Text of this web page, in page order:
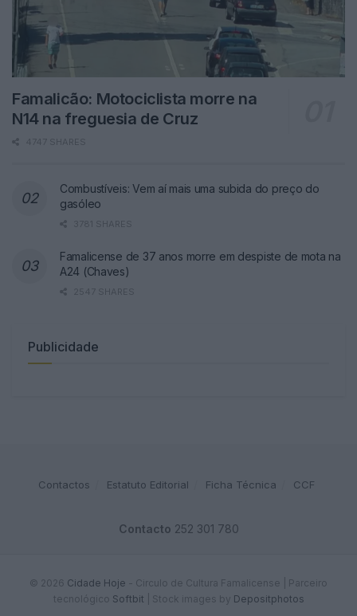
Famalicão: Motociclista morre na
N14 na freguesia de Cruz
4747 SHARES
Combustíveis: Vem aí mais uma subida do preço do
gasóleo
3781 SHARES
Famalicense de 37 anos morre em despiste de mota na
A24 (Chaves)
2547 SHARES
Publicidade
Contactos Estatuto Editorial Ficha Técnica CCF
Contacto 252 301 780
© 2026 Cidade Hoje - Circulo de Cultura Famalicense | Parceiro
tecnológico Softbit Stock images by Depositphotos